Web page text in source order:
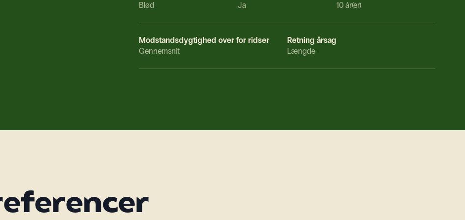
Blød
Ja
10 år(er)
Modstandsdygtighed over for ridser
Gennemsnit
Retning årsag
Længde